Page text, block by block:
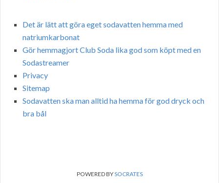
Det är lätt att göra eget sodavatten hemma med
natriumkarbonat
Gör hemmagjort Club Soda lika god som köpt med en
Sodastreamer
Privacy
Sitemap
Sodavatten ska man alltid ha hemma för god dryck och
bra bål
POWERED BYSOCRATES